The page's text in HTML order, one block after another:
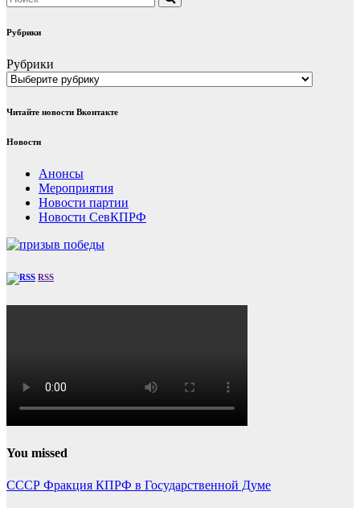
Рубрики
Рубрики
Читайте новости Вконтакте
Новости
Анонсы
Мероприятия
Новости партии
Новости СевКПРФ
RSS
You missed
СССР Фракция КПРФ в Государственной Думе